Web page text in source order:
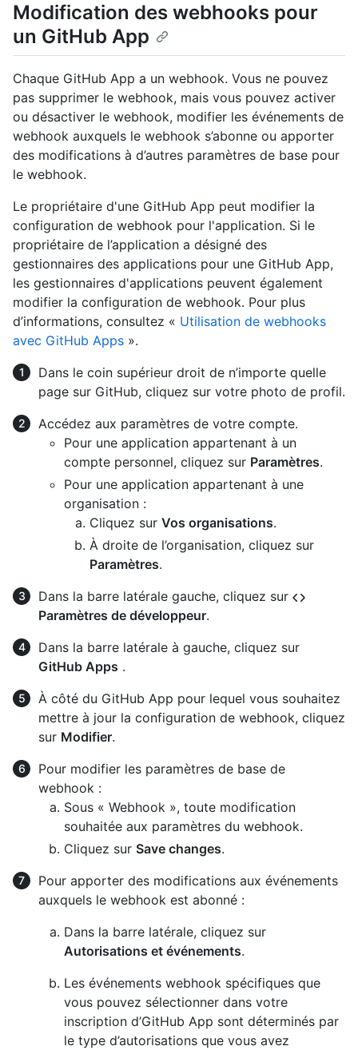
Modification des webhooks pour
un GitHub App
Chaque GitHub App a un webhook. Vous ne pouvez
pas supprimer le webhook, mais vous pouvez activer
ou désactiver le webhook, modifier les événements de
webhook auxquels le webhook s’abonne ou apporter
des modifications à d’autres paramètres de base pour
le webhook.
Le propriétaire d'une GitHub App peut modifier la
configuration de webhook pour l'application. Si le
propriétaire de l’application a désigné des
gestionnaires des applications pour une GitHub App,
les gestionnaires d'applications peuvent également
modifier la configuration de webhook. Pour plus
d’informations, consultez « Utilisation de webhooks
avec GitHub Apps ».
Dans le coin supérieur droit de n’importe quelle
page sur GitHub, cliquez sur votre photo de profil.
Accédez aux paramètres de votre compte.
Pour une application appartenant à un
compte personnel, cliquez sur Paramètres.
Pour une application appartenant à une
organisation :
Cliquez sur Vos organisations.
À droite de l’organisation, cliquez sur
Paramètres.
Dans la barre latérale gauche, cliquez sur
Paramètres de développeur.
Dans la barre latérale à gauche, cliquez sur
GitHub Apps .
À côté du GitHub App pour lequel vous souhaitez
mettre à jour la configuration de webhook, cliquez
sur Modifier.
Pour modifier les paramètres de base de
webhook :
Sous « Webhook », toute modification
souhaitée aux paramètres du webhook.
Cliquez sur Save changes.
Pour apporter des modifications aux événements
auxquels le webhook est abonné :
Dans la barre latérale, cliquez sur
Autorisations et événements.
Les événements webhook spécifiques que
vous pouvez sélectionner dans votre
inscription d’GitHub App sont déterminés par
le type d’autorisations que vous avez